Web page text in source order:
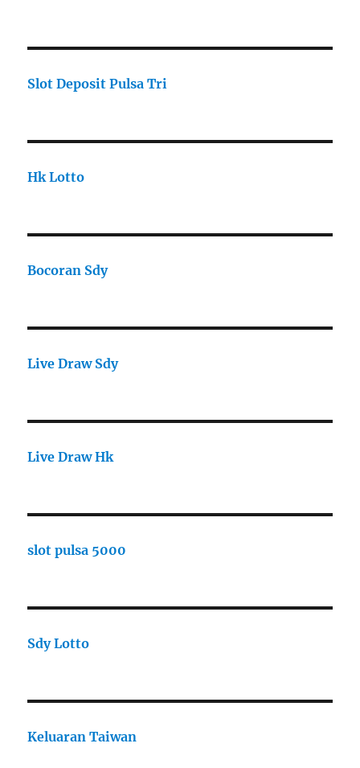
Slot Deposit Pulsa Tri
Hk Lotto
Bocoran Sdy
Live Draw Sdy
Live Draw Hk
slot pulsa 5000
Sdy Lotto
Keluaran Taiwan